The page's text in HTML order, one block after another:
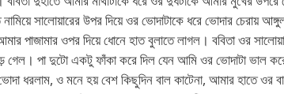
নামিয়ে সালোয়ারের উপর দিয়ে ওর ভোদাটাকে ধরে ভোদার চেরায়
পাজামার ওপর দিয়ে ধোনে হাত বুলাতে লাগল। ববিতা ওর
গেল। পা দুটো একটু ফাঁকা করে দিল যেন আমি ওর ভোদাটা ভাল
ধরলাম, ও মনে হয় বেশ কিছুদিন বাল কাটেনা, আমার হাতে ওর